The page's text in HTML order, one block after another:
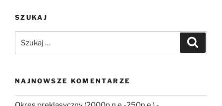
rekonstrukcja
gry”
SZUKAJ
NAJNOWSZE KOMENTARZE